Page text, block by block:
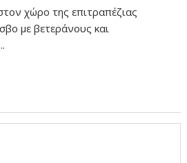
χώρο της επιτραπέζιας
με βετεράνους και